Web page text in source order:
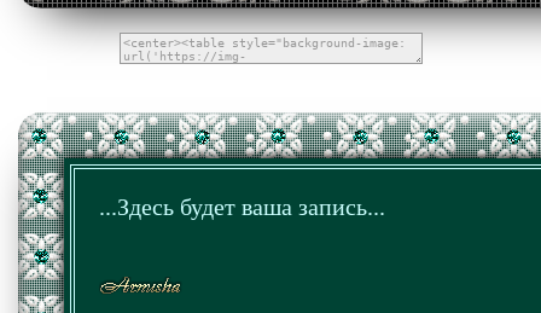
...Здесь будет ваша запись...